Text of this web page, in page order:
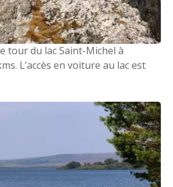
tour du lac Saint-Michel à
L’accès en voiture au lac est